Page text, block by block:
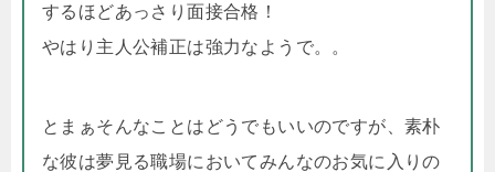
するほどあっさり面接合格！
やはり主人公補正は強力なようで。。
とまぁそんなことはどうでもいいのですが、素朴
な彼は夢見る職場においてみんなのお気に入りの